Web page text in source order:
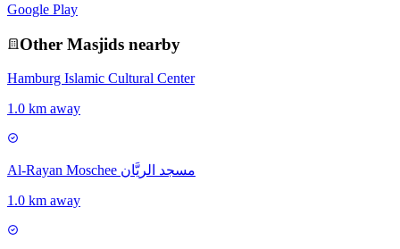
Google Play
Other Masjids nearby
Hamburg Islamic Cultural Center
1.0 km away
Al-Rayan Moschee مسجد الريَّان
1.0 km away